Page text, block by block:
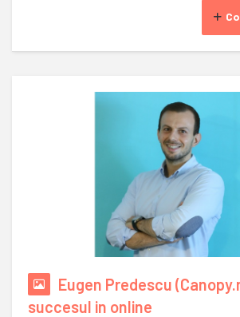
Eugen Predescu
succesul in online